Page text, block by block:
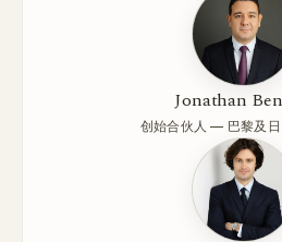
Jonathan
创始合伙人 — 巴黎及